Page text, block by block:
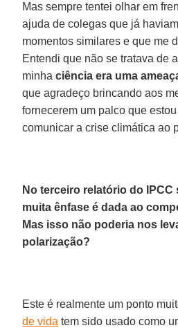
Mas sempre tentei olhar em
ajuda de colegas que já
momentos similares e que me
Entendi que não se tratava de
minhaciência era uma
que agradeço brincando aos
fornecerem um palco que
comunicar a crise climática ao
No terceiro relatório do IPCC
muita ênfase é dada ao
Mas isso não poderia nos
polarização?
Este é realmente um ponto
de vida tem sido usado como